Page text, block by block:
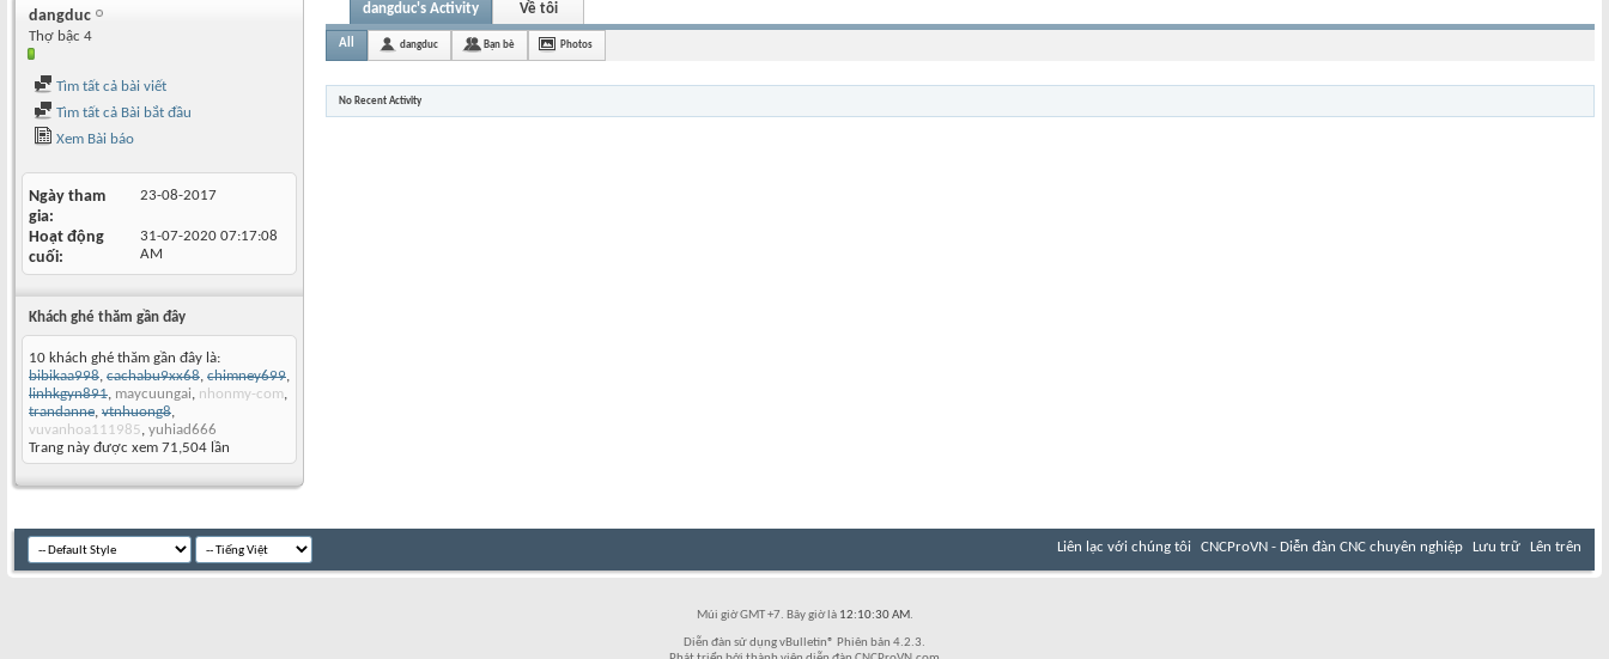
dangduc
Thợ bậc 4
Tìm tất cả bài viết
Tìm tất cả Bài bắt đầu
Xem Bài báo
Ngày tham
gia
23-08-2017
Hoạt động
cuối
31-07-2020 07:17:08
AM
Khách ghé thăm gần đây
10 khách ghé thăm gần đây là:
bibikaa998, cachabu9xx68, chimney699,
linhkgyn891, maycuungai, nhonmy-com,
trandanne, vtnhuong8,
vuvanhoa111985, yuhiad666
Trang này được xem 71,504 lần
dangduc's Activity Về tôi
All dangduc Bạn bè Photos
No Recent Activity
Liên lạc với chúng tôi CNCProVN - Diễn đàn CNC chuyên nghiệp Lưu trữ Lên trên
Múi giờ GMT +7. Bây giờ là 12:10:30 AM.
Diễn đàn sử dụng vBulletin® Phiên bản 4.2.3.